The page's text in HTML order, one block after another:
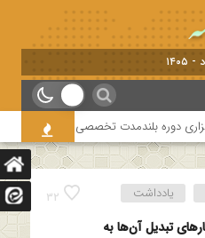
دوره بلندمدت تخصصی و کارگاه آموزشی
32 یادداشت
تبدیل آن‌ها به